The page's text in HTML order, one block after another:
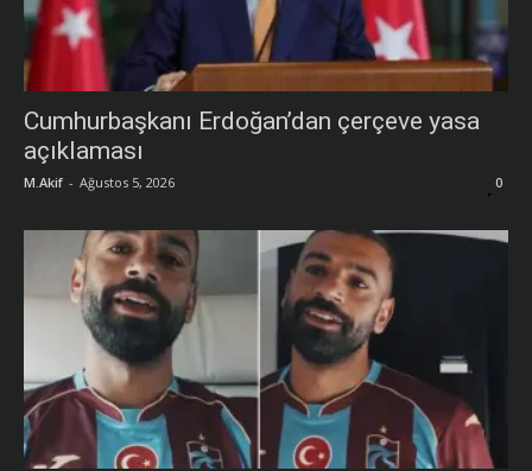
Cumhurbaşkanı Erdoğan’dan çerçeve yasa
açıklaması
M.Akif - Ağustos 5, 2026 0